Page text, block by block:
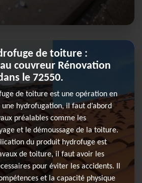
de toiture :
couvreur Rénovation
le 72550.
de toiture est une opération en
une hydrofugation, il faut d’abord
préalables comme les
et le démoussage de la toiture.
du produit hydrofuge est
de toiture, il faut avoir les
pour éviter les accidents. Il
et la capacité physique